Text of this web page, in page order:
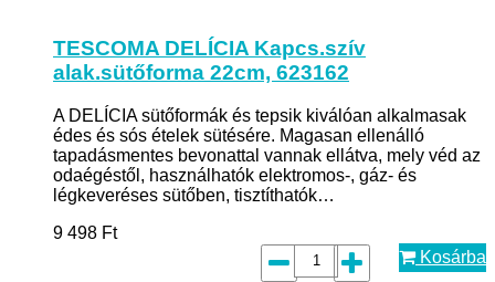
TESCOMA DELÍCIA Kapcs.szív
alak.sütőforma 22cm, 623162
A DELÍCIA sütőformák és tepsik kiválóan alkalmasak
édes és sós ételek sütésére. Magasan ellenálló
tapadásmentes bevonattal vannak ellátva, mely véd az
odaégéstől, használhatók elektromos-, gáz- és
légkeveréses sütőben, tisztíthatók…
9 498 Ft
Kosárba